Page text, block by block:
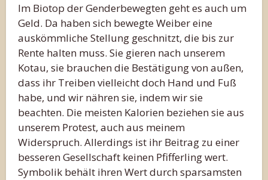
Im Biotop der Genderbewegten geht es auch um
Geld. Da haben sich bewegte Weiber eine
auskömmliche Stellung geschnitzt, die bis zur
Rente halten muss. Sie gieren nach unserem
Kotau, sie brauchen die Bestätigung von außen,
dass ihr Treiben vielleicht doch Hand und Fuß
habe, und wir nähren sie, indem wir sie
beachten. Die meisten Kalorien beziehen sie aus
unserem Protest, auch aus meinem
Widerspruch. Allerdings ist ihr Beitrag zu einer
besseren Gesellschaft keinen Pfifferling wert.
Symbolik behält ihren Wert durch sparsamsten